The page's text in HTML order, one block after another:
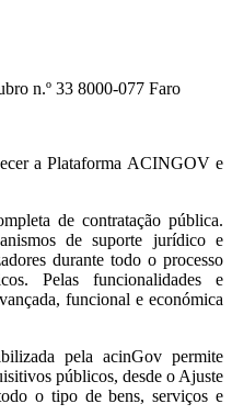
n.º 33 8000-077 Faro
a Plataforma ACINGOV e
de contratação pública.
de suporte jurídico e
durante todo o processo
Pelas funcionalidades e
funcional e económica
pela acinGov permite
públicos, desde o Ajuste
o tipo de bens, serviços e